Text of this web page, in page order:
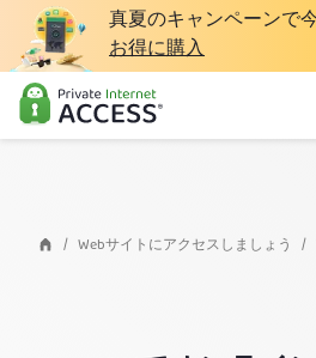
真夏のキャンペーンで
お得に購入
VPNとは
PIAを利用するわけ
当社VPNの特徴
Webサイトにアクセスしましょう